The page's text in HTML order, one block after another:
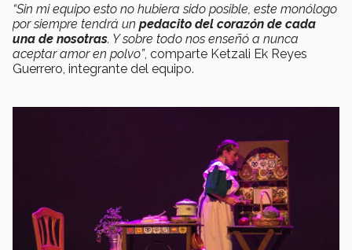
“Sin mi equipo esto no hubiera sido posible, este monólogo
por siempre tendrá un pedacito del corazón de cada
una de nosotras. Y sobre todo nos enseñó a nunca
aceptar amor en polvo”, comparte Ketzali Ek Reyes
Guerrero, integrante del equipo.